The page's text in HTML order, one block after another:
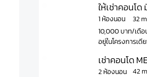
ให้เช่าคอนโ
1 ห้องนอน
10,000 บาท/เดือ
32
อยู่ในโครงการเดี
เช่าคอนโด
2 ห้องนอน
42